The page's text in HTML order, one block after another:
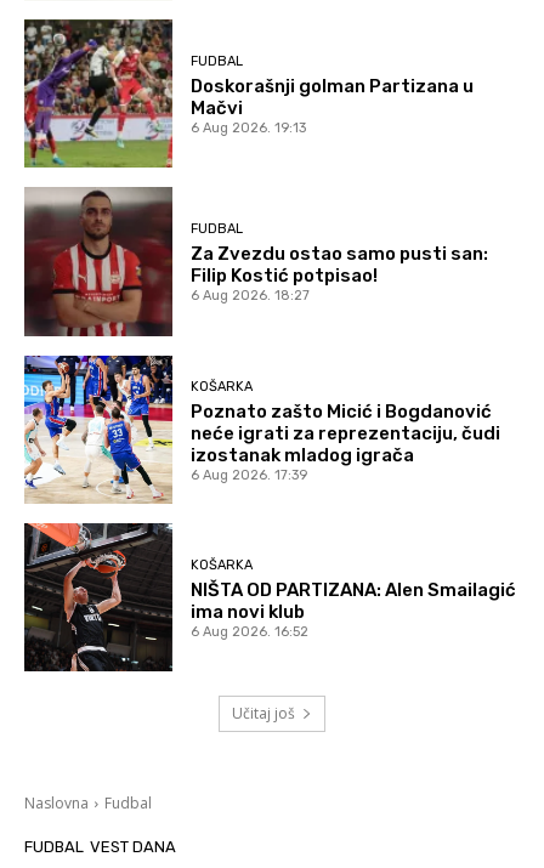
FUDBAL
Doskorašnji golman Partizana u
Mačvi
6 Aug 2026. 19:13
FUDBAL
Za Zvezdu ostao samo pusti san:
Filip Kostić potpisao!
6 Aug 2026. 18:27
KOŠARKA
Poznato zašto Micić i Bogdanović
neće igrati za reprezentaciju, čudi
izostanak mladog igrača
6 Aug 2026. 17:39
KOŠARKA
NIŠTA OD PARTIZANA: Alen Smailagić
ima novi klub
6 Aug 2026. 16:52
Učitaj još